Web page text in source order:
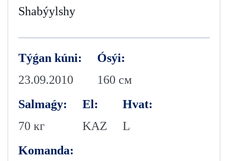
Shabýylshy
Týǵan kúni:
23.09.2010
Ósýi:
160 см
Salmaǵy:
70 кг
El:
KAZ
Hvat:
L
Komanda: